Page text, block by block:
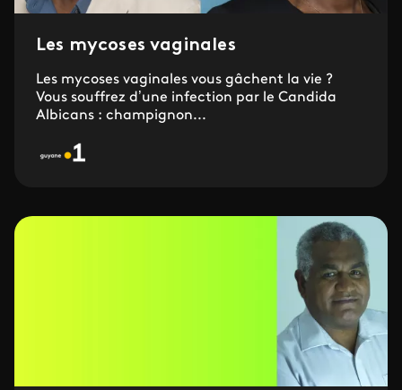
Les mycoses vaginales
Les mycoses vaginales vous gâchent la vie ?
Vous souffrez d’une infection par le Candida
Albicans : champignon...